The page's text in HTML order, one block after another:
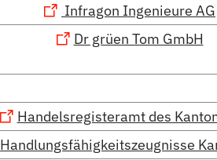
Infragon Ingenieure AG
Dr grüen Tom GmbH
Handelsregisteramt des
Handlungsfähigkeitszeugnisse